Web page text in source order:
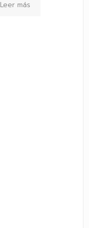
Leer más